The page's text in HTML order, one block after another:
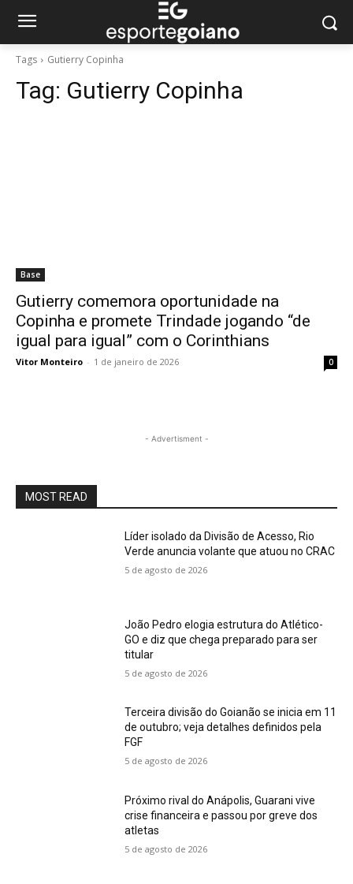
Tags Gutierry Copinha
Tag: Gutierry Copinha
Base
Gutierry comemora oportunidade na
Copinha e promete Trindade jogando “de
igual para igual” com o Corinthians
Vitor Monteiro - 1 de janeiro de 2026 0
- Advertisment -
MOST READ
Líder isolado da Divisão de Acesso, Rio
Verde anuncia volante que atuou no CRAC
5 de agosto de 2026
João Pedro elogia estrutura do Atlético-
GO e diz que chega preparado para ser
titular
5 de agosto de 2026
Terceira divisão do Goianão se inicia em 11
de outubro; veja detalhes definidos pela
FGF
5 de agosto de 2026
Próximo rival do Anápolis, Guarani vive
crise financeira e passou por greve dos
atletas
5 de agosto de 2026